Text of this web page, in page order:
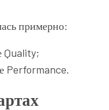
примерно:
Quality;
Performance.